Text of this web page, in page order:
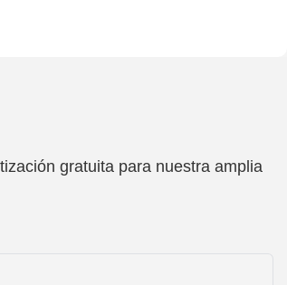
gratuita para nuestra amplia